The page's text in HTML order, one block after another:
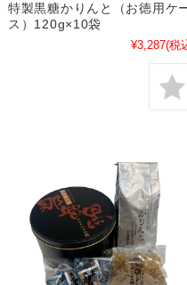
特製黒糖かりんと（お徳用ケ
ス）120g×10袋
¥3,287(税